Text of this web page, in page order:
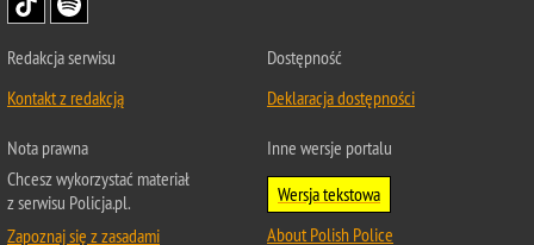
Redakcja serwisu
Kontakt z redakcją
Dostępność
Deklaracja dostępności
Nota prawna
Chcesz wykorzystać materiał
z serwisu Policja.pl.
Zapoznaj się z zasadami
Inne wersje portalu
Wersja tekstowa
About Polish Police